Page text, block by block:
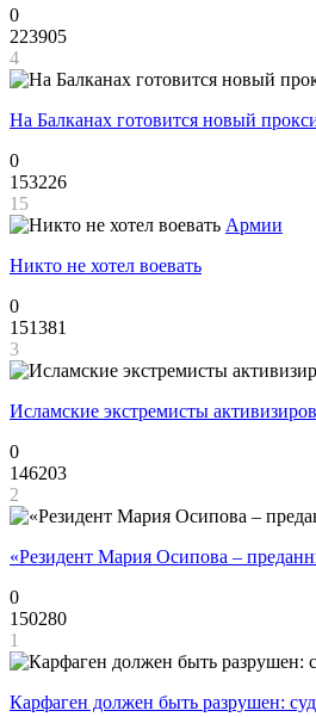
0
223905
4
На Балканах готовится новый
0
153226
15
Армии
Никто не хотел воевать
0
151381
3
Исламские экстремисты
0
146203
2
«Резидент Мария Осипова –
0
150280
1
Карфаген должен быть разрушен: